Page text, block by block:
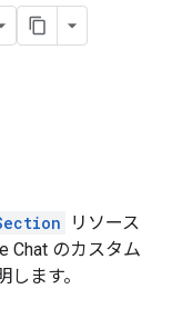
リソース
Chat のカスタム
ます。